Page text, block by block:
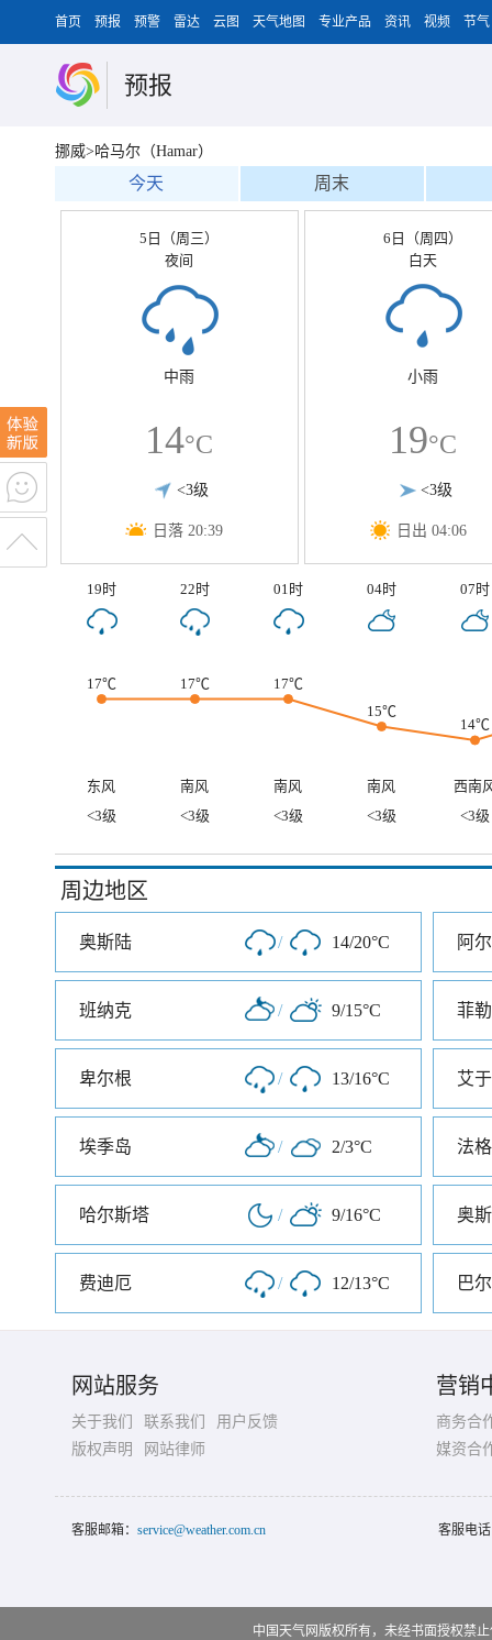
首页 预报 预警 雷达 云图 天气地图 专业产品 资讯 视频 节气
预报
挪威>哈马尔（Hamar）
今天 周末
5日（周三）
夜间
中雨
14°C
<3级
日落 20:39
6日（周四）
白天
小雨
19°C
<3级
日出 04:06
19时 22时 01时 04时 07时
17℃ 17℃
17℃
15℃
14℃
东风 南风 南风 南风
西南
<3级
<3级 <3级 <3级 <3级
周边地区
奥斯陆 / 14/20°C 阿
班纳克 / 9/15°C 菲
卑尔根 / 13/16°C 艾
埃季岛 / 2/3°C 法
哈尔斯塔 / 9/16°C 奥
费迪厄 / 12/13°C 巴
网站服务
关于我们 联系我们
用户反馈
版权声明
网站律师
营销
商务合
媒资合
客服邮箱： service@weather.com.cn 客服电
中国天气网版权所有，未经书面授权